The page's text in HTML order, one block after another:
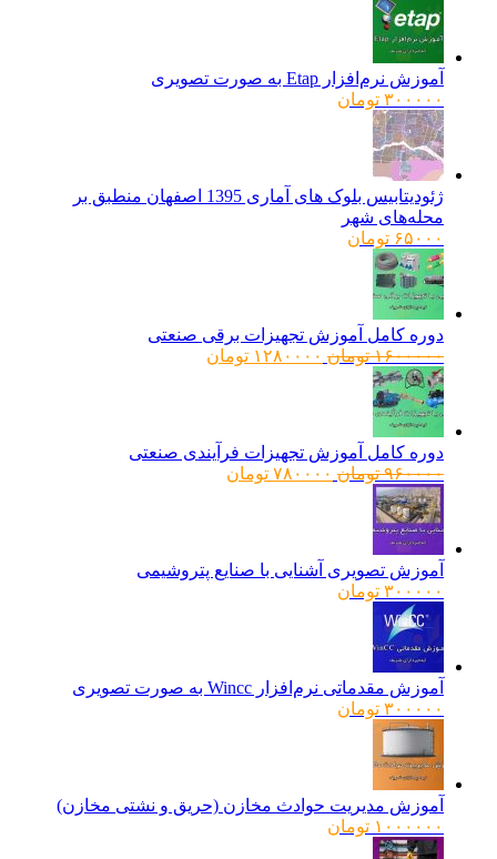
آموزش نرم‌افزار Etap به صورت تصویری
۳۰۰۰۰۰ تومان
ژئودیتابیس بلوک های آماری 1395 اصفهان منطبق بر
محله‌های شهر
۶۵۰۰۰ تومان
دوره کامل آموزش تجهیزات برقی صنعتی
۱۶۰۰۰۰۰ تومانقیمت
۱۲۸۰۰۰۰ تومانقیمت
دوره کامل آموزش تجهیزات فرآیندی صنعتی
۹۶۰۰۰۰ تومانقیمت
۷۸۰۰۰۰ تومانقیمت
آموزش تصویری آشنایی با صنایع پتروشیمی
۳۰۰۰۰۰ تومان
آموزش مقدماتی نرم‌افزار Wincc به صورت تصویری
۳۰۰۰۰۰ تومان
آموزش مدیریت حوادث مخازن (حریق و نشتی مخازن)
۱۰۰۰۰۰۰ تومان